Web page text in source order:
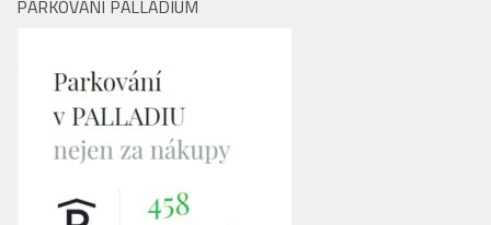
PARKOVÁNÍ PALLADIUM